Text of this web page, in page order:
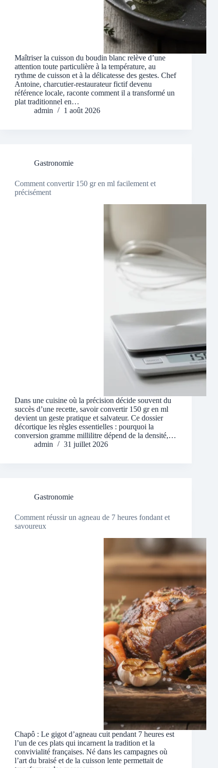
Maîtriser la cuisson du boudin blanc relève d’une
attention toute particulière à la température, au
rythme de cuisson et à la délicatesse des gestes. Chef
Antoine, charcutier-restaurateur fictif devenu
référence locale, raconte comment il a transformé un
plat traditionnel en…
admin
1 août 2026
Gastronomie
Comment convertir 150 gr en ml facilement et
précisément
Dans une cuisine où la précision décide souvent du
succès d’une recette, savoir convertir 150 gr en ml
devient un geste pratique et salvateur. Ce dossier
décortique les règles essentielles : pourquoi la
conversion gramme millilitre dépend de la densité,…
admin
31 juillet 2026
Gastronomie
Comment réussir un agneau de 7 heures fondant et
savoureux
Chapô : Le gigot d’agneau cuit pendant 7 heures est
l’un de ces plats qui incarnent la tradition et la
convivialité françaises. Né dans les campagnes où
l’art du braisé et de la cuisson lente permettait de